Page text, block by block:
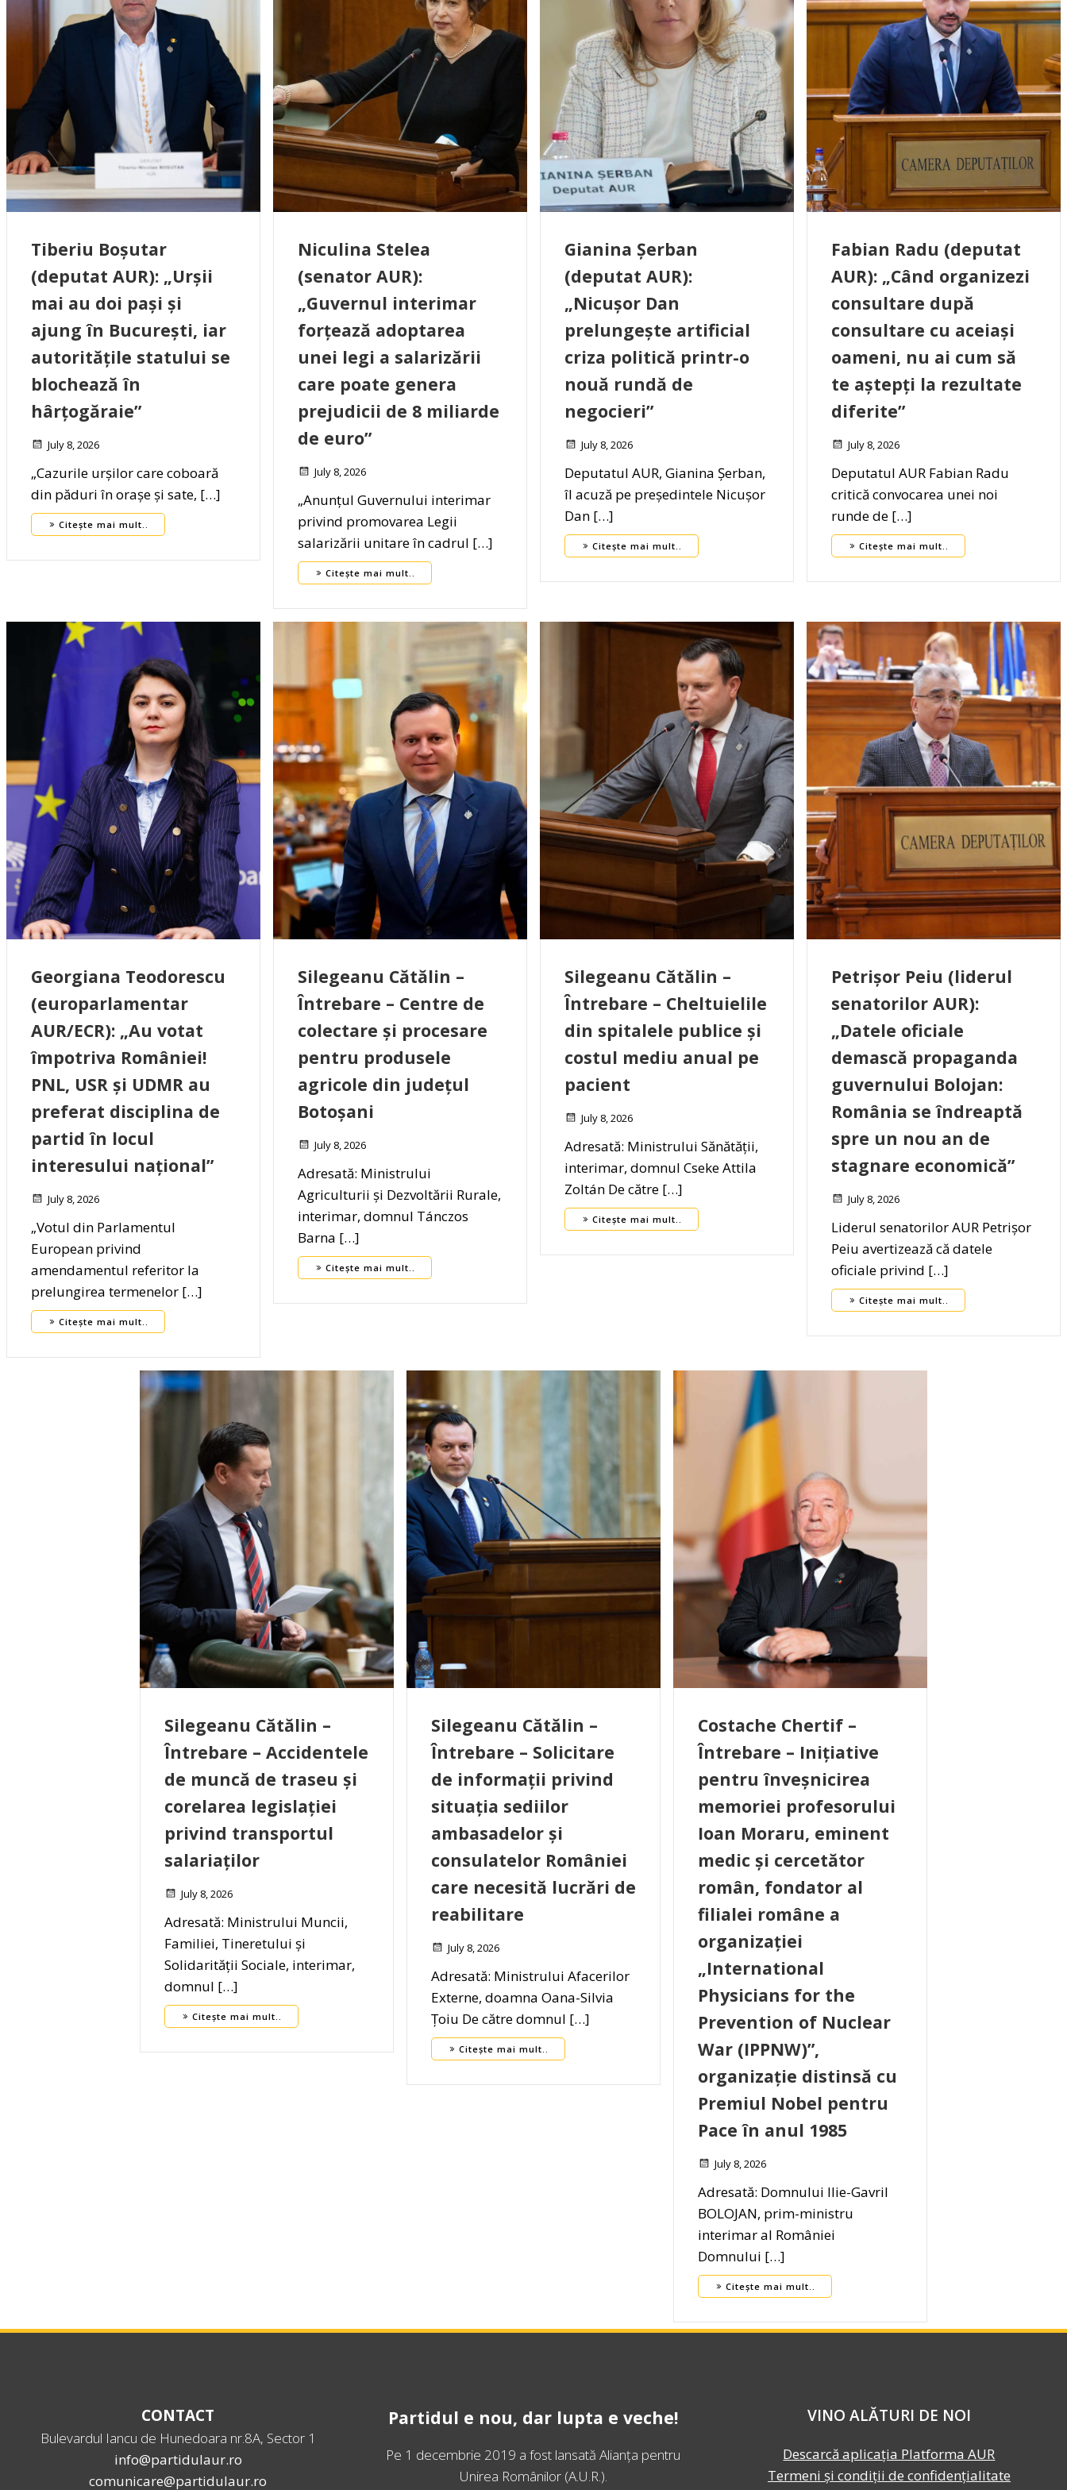
Tiberiu Boșutar
(deputat AUR): „Urșii
mai au doi pași și
ajung în București, iar
autoritățile statului se
blochează în
hârțogăraie”
July 8, 2026
„Cazurile urșilor care coboară
din păduri în orașe și sate, […]
Citește mai mult..
Niculina Stelea
(senator AUR):
„Guvernul interimar
forțează adoptarea
unei legi a salarizării
care poate genera
prejudicii de 8 miliarde
de euro”
July 8, 2026
„Anunțul Guvernului interimar
privind promovarea Legii
salarizării unitare în cadrul […]
Citește mai mult..
Gianina Șerban
(deputat AUR):
„Nicușor Dan
prelungește artificial
criza politică printr-o
nouă rundă de
negocieri”
July 8, 2026
Deputatul AUR, Gianina Șerban,
îl acuză pe președintele Nicușor
Dan […]
Citește mai mult..
Fabian Radu (deputat
AUR): „Când organizezi
consultare după
consultare cu aceiași
oameni, nu ai cum să
te aștepți la rezultate
diferite”
July 8, 2026
Deputatul AUR Fabian Radu
critică convocarea unei noi
runde de […]
Citește mai mult..
Georgiana Teodorescu
(europarlamentar
AUR/ECR): „Au votat
împotriva României!
PNL, USR și UDMR au
preferat disciplina de
partid în locul
interesului național”
July 8, 2026
„Votul din Parlamentul
European privind
amendamentul referitor la
prelungirea termenelor […]
Citește mai mult..
Silegeanu Cătălin –
Întrebare – Centre de
colectare și procesare
pentru produsele
agricole din județul
Botoșani
July 8, 2026
Adresată: Ministrului
Agriculturii și Dezvoltării Rurale,
interimar, domnul Tánczos
Barna […]
Citește mai mult..
Silegeanu Cătălin –
Întrebare – Cheltuielile
din spitalele publice și
costul mediu anual pe
pacient
July 8, 2026
Adresată: Ministrului Sănătății,
interimar, domnul Cseke Attila
Zoltán De către […]
Citește mai mult..
Petrișor Peiu (liderul
senatorilor AUR):
„Datele oficiale
demască propaganda
guvernului Bolojan:
România se îndreaptă
spre un nou an de
stagnare economică”
July 8, 2026
Liderul senatorilor AUR Petrișor
Peiu avertizează că datele
oficiale privind […]
Citește mai mult..
Silegeanu Cătălin –
Întrebare – Accidentele
de muncă de traseu și
corelarea legislației
privind transportul
salariaților
July 8, 2026
Adresată: Ministrului Muncii,
Familiei, Tineretului și
Solidarității Sociale, interimar,
domnul […]
Citește mai mult..
Silegeanu Cătălin –
Întrebare – Solicitare
de informații privind
situația sediilor
ambasadelor și
consulatelor României
care necesită lucrări de
reabilitare
July 8, 2026
Adresată: Ministrului Afacerilor
Externe, doamna Oana-Silvia
Țoiu De către domnul […]
Citește mai mult..
Costache Chertif –
Întrebare – Inițiative
pentru înveșnicirea
memoriei profesorului
Ioan Moraru, eminent
medic și cercetător
român, fondator al
filialei române a
organizației
„International
Physicians for the
Prevention of Nuclear
War (IPPNW)”,
organizație distinsă cu
Premiul Nobel pentru
Pace în anul 1985
July 8, 2026
Adresată: Domnului Ilie-Gavril
BOLOJAN, prim-ministru
interimar al României
Domnului […]
Citește mai mult..
CONTACT
Bulevardul Iancu de Hunedoara nr.8A, Sector 1
info@partidulaur.ro
comunicare@partidulaur.ro
Partidul e nou, dar lupta e veche!
Pe 1 decembrie 2019 a fost lansatăAlianța pentru
Unirea Românilor(A.U.R.).
VINO ALĂTURI DE NOI
Descarcă aplicația Platforma AUR
Termeni și condiții de confidențialitate